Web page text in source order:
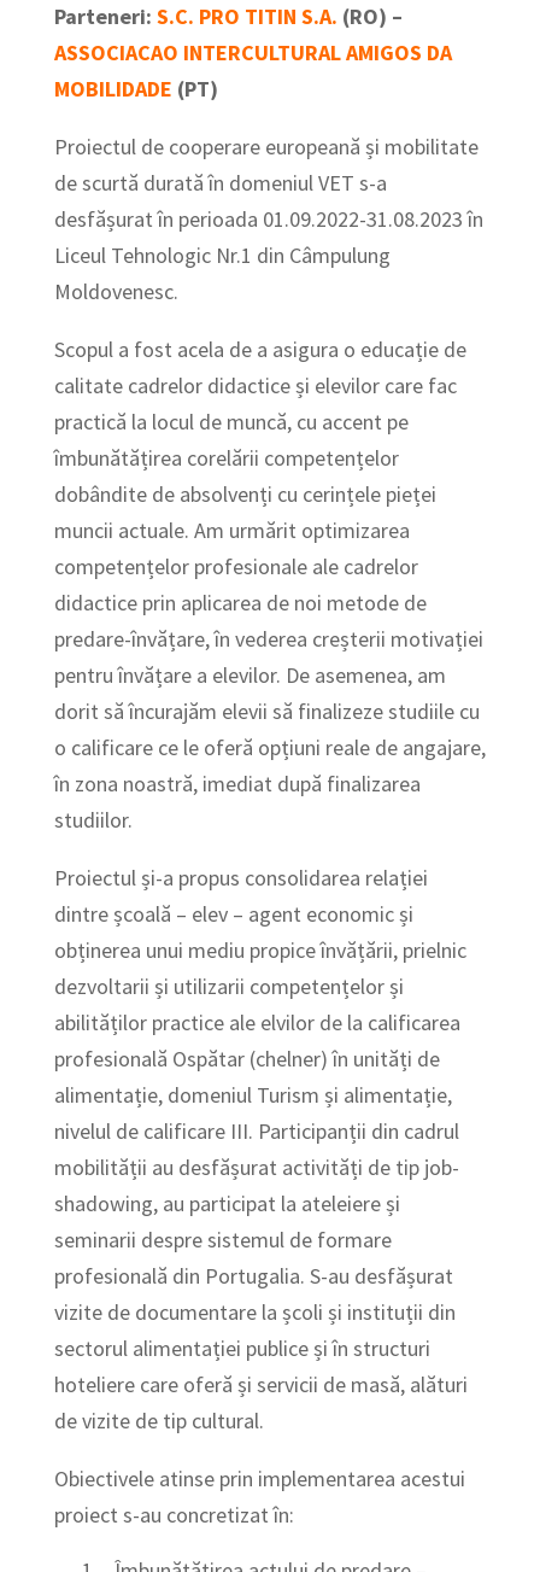
Parteneri: S.C. PRO TITIN S.A. (RO) –
ASSOCIACAO INTERCULTURAL AMIGOS DA
MOBILIDADE (PT)
Proiectul de cooperare europeană și mobilitate
de scurtă durată în domeniul VET s-a
desfășurat în perioada 01.09.2022-31.08.2023 în
Liceul Tehnologic Nr.1 din Câmpulung
Moldovenesc.
Scopul a fost acela de a asigura o educație de
calitate cadrelor didactice și elevilor care fac
practică la locul de muncă, cu accent pe
îmbunătățirea corelării competențelor
dobândite de absolvenți cu cerințele pieței
muncii actuale. Am urmărit optimizarea
competențelor profesionale ale cadrelor
didactice prin aplicarea de noi metode de
predare-învățare, în vederea creșterii motivației
pentru învățare a elevilor. De asemenea, am
dorit să încurajăm elevii să finalizeze studiile cu
o calificare ce le oferă opțiuni reale de angajare,
în zona noastră, imediat după finalizarea
studiilor.
Proiectul și-a propus consolidarea relației
dintre școală – elev – agent economic și
obținerea unui mediu propice învățării, prielnic
dezvoltarii și utilizarii competențelor și
abilităților practice ale elvilor de la calificarea
profesională Ospătar (chelner) în unități de
alimentație, domeniul Turism și alimentație,
nivelul de calificare III. Participanții din cadrul
mobilității au desfășurat activități de tip job-
shadowing, au participat la ateleiere și
seminarii despre sistemul de formare
profesională din Portugalia. S-au desfășurat
vizite de documentare la școli și instituții din
sectorul alimentației publice și în structuri
hoteliere care oferă și servicii de masă, alături
de vizite de tip cultural.
Obiectivele atinse prin implementarea acestui
proiect s-au concretizat în: